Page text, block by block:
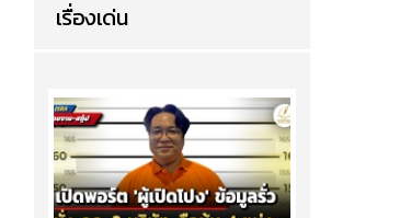
เรื่องเด่น